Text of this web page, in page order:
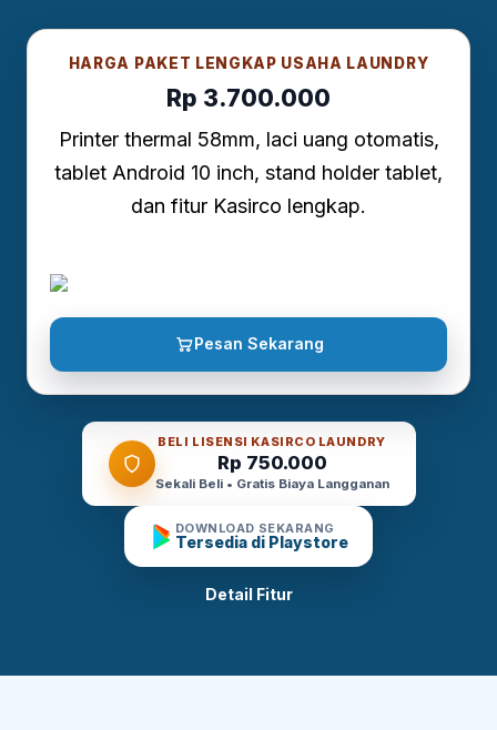
HARGA PAKET LENGKAP USAHA LAUNDRY
Rp 3.700.000
Printer thermal 58mm, laci uang otomatis,
tablet Android 10 inch, stand holder tablet,
dan fitur Kasirco lengkap.
Pesan Sekarang
BELI LISENSI KASIRCO LAUNDRY
Rp 750.000
Sekali Beli • Gratis Biaya Langganan
DOWNLOAD SEKARANG
Tersedia di Playstore
Detail Fitur